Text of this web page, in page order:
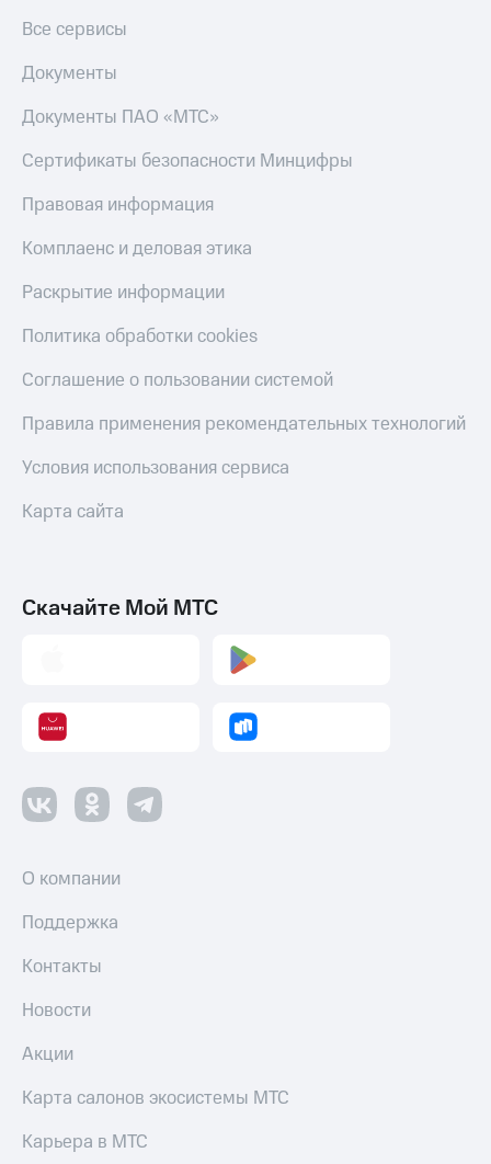
Все сервисы
Документы
Документы ПАО «МТС»
Сертификаты безопасности Минцифры
Правовая информация
Комплаенс и деловая этика
Раскрытие информации
Политика обработки cookies
Соглашение о пользовании системой
Правила применения рекомендательных технологий
Условия использования сервиса
Карта сайта
Скачайте Мой МТС
О компании
Поддержка
Контакты
Новости
Акции
Карта салонов экосистемы МТС
Карьера в МТС